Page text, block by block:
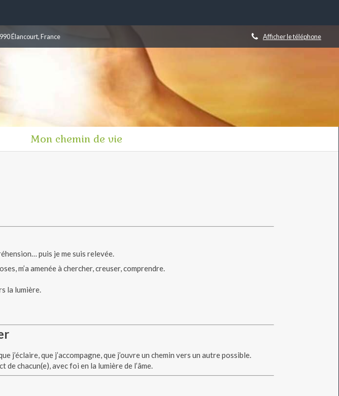
Élancourt, France Afficher le téléphone
Mon chemin de vie
puis je me suis relevée.
m’a amenée à chercher, creuser, comprendre.
la lumière.
j’éclaire, que j’accompagne, que j’ouvre un chemin vers un autre possible.
de chacun(e), avec foi en la lumière de l’âme.